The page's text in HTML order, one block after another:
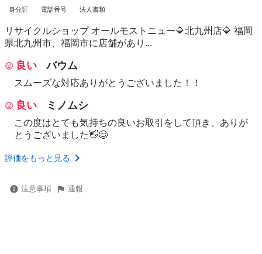
身分証 電話番号 法人書類
リサイクルショップ オールモストニュー🔷北九州店🔷 福岡
県北九州市、福岡市に店舗があり...
良い バウム
スムーズな対応ありがとうございました！！
良い ミノムシ
この度はとても気持ちの良いお取引をして頂き、ありが
とうございました👋😊
評価をもっと見る
注意事項 通報